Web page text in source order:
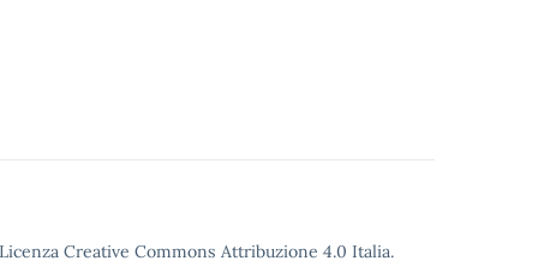
Creative Commons Attribuzione 4.0 Italia.